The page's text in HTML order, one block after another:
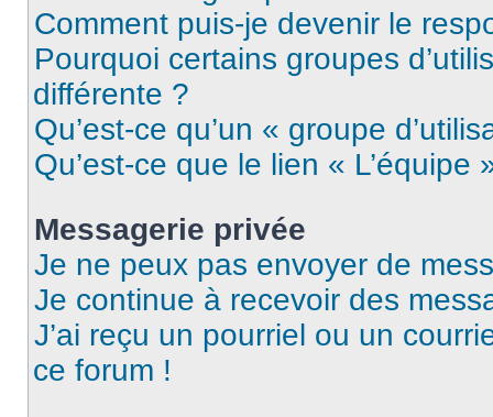
Comment puis-je devenir le
Pourquoi certains groupes
différente ?
Qu’est-ce qu’un « groupe
Qu’est-ce que le lien « L’équipe
Messagerie privée
Je ne peux pas envoyer de
Je continue à recevoir des
J’ai reçu un pourriel ou un
ce forum !